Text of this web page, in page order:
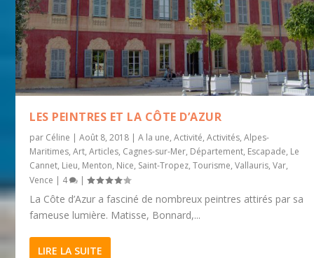
LES PEINTRES ET LA CÔTE D’AZUR
par Céline |Août 8, 2018 |A la une,Activité,Activités,Alpes-
Maritimes,Art,Articles, Cagnes-sur-Mer, Département, Escapade, Le
Cannet, Lieu, Menton, Nice, Saint-Tropez,Tourisme,Vallauris,Var,
Vence | 4 |
La Côte d’Azur a fasciné de nombreux peintres attirés par sa
fameuse lumière. Matisse, Bonnard,...
LIRE LA SUITE